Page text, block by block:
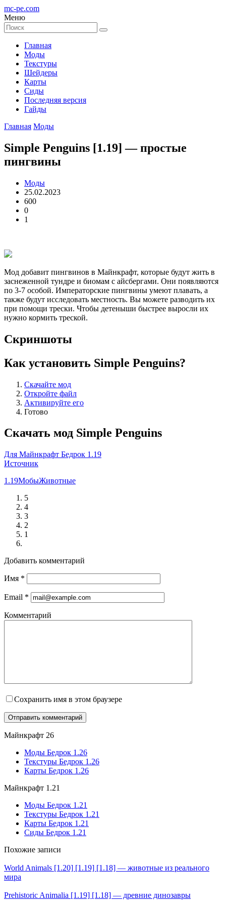
mc-pe.com
Меню
Главная
Моды
Текстуры
Шейдеры
Карты
Сиды
Последняя версия
Гайды
Главная Моды
Simple Penguins [1.19] — простые
пингвины
Моды
25.02.2023
600
0
1
Мод добавит пингвинов в Майнкрафт, которые будут жить в
заснеженной тундре и биомам с айсбергами. Они появляются
по 3-7 особой. Императорские пингвины умеют плавать, а
также будут исследовать местность. Вы можете разводить их
при помощи трески. Чтобы детеныши быстрее выросли их
нужно кормить треской.
Скриншоты
Как установить Simple Penguins?
Скачайте мод
Откройте файл
Активируйте его
Готово
Скачать мод Simple Penguins
Для Майнкрафт Бедрок 1.19
Источник
1.19МобыЖивотные
5
4
3
2
1
Добавить комментарий
Имя *
Email *
Комментарий
Сохранить имя в этом браузере
Майнкрафт 26
Моды Бедрок 1.26
Текстуры Бедрок 1.26
Карты Бедрок 1.26
Майнкрафт 1.21
Моды Бедрок 1.21
Текстуры Бедрок 1.21
Карты Бедрок 1.21
Сиды Бедрок 1.21
Похожие записи
World Animals [1.20] [1.19] [1.18] — животные из реального
мира
Prehistoric Animalia [1.19] [1.18] — древние динозавры